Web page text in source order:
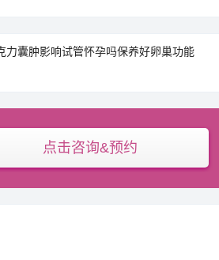
力囊肿影响试管怀孕吗保养好卵巢功能
点击咨询&预约